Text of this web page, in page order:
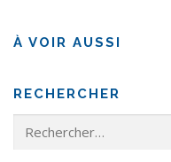
À VOIR AUSSI
RECHERCHER
Rechercher :